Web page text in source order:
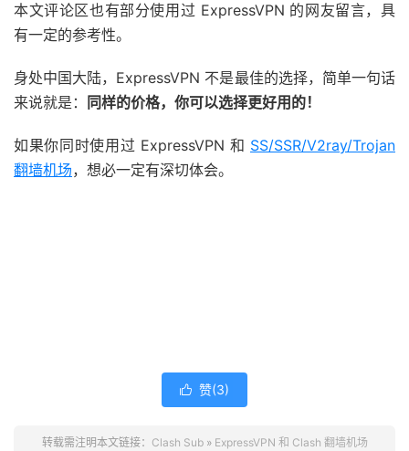
本文评论区也有部分使用过 ExpressVPN 的网友留言，具
有一定的参考性。
身处中国大陆，ExpressVPN 不是最佳的选择，简单一句话
来说就是：
同样的价格，你可以选择更好用的！
如果你同时使用过 ExpressVPN 和 SS/SSR/V2ray/Trojan
翻墙机场，想必一定有深切体会。
 赞(3)
转载需注明本文链接： Clash Sub» ExpressVPN 和 Clash 翻墙机场